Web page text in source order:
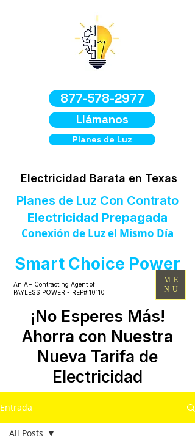
877-578-2977
Smart Choice Power
¡No Esperes Más!
Ahorra con Nuestra
Nueva Tarifa de
Electricidad
Electricidad Barata en Texas
An A+ Contracting Agent of
PAYLESS POWER - REP# 10110
Llámanos
Planes de Luz
Planes de Luz Con Contrato
Electricidad Prepagada
Conexión de Luz el Mismo Día
ME
NU
Entrada
All Posts